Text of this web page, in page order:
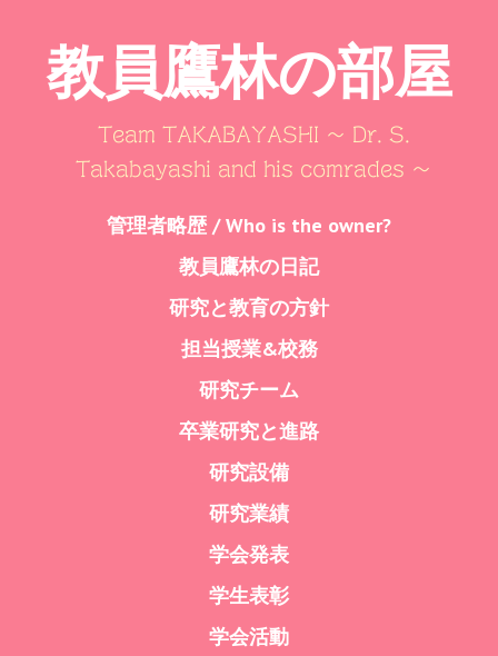
教員鷹林の部屋
Team TAKABAYASHI ～ Dr. S.
Takabayashi and his comrades ～
管理者略歴 / Who is the owner?
教員鷹林の日記
研究と教育の方針
担当授業&校務
研究チーム
卒業研究と進路
研究設備
研究業績
学会発表
学生表彰
学会活動